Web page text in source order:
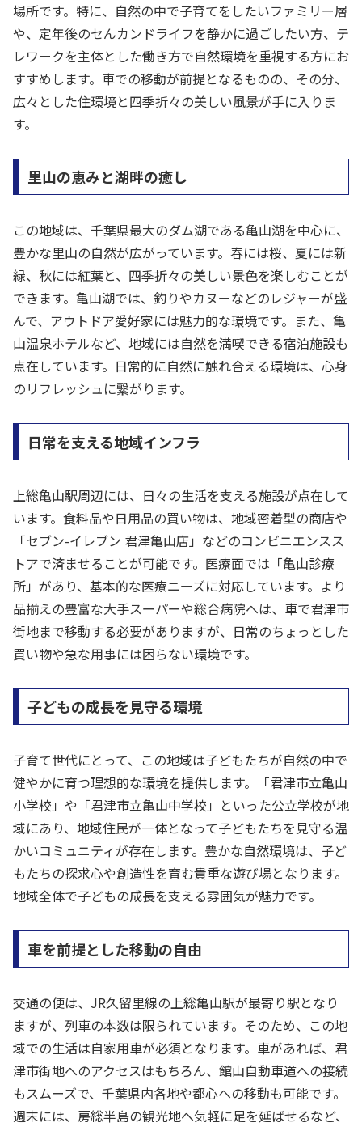
場所です。特に、自然の中で子育てをしたいファミリー層
や、定年後のセんカンドライフを静かに過ごしたい方、テ
レワークを主体とした働き方で自然環境を重視する方にお
すすめします。車での移動が前提となるものの、その分、
広々とした住環境と四季折々の美しい風景が手に入りま
す。
里山の恵みと湖畔の癒し
この地域は、千葉県最大のダム湖である亀山湖を中心に、
豊かな里山の自然が広がっています。春には桜、夏には新
緑、秋には紅葉と、四季折々の美しい景色を楽しむことが
できます。亀山湖では、釣りやカヌーなどのレジャーが盛
んで、アウトドア愛好家には魅力的な環境です。また、亀
山温泉ホテルなど、地域には自然を満喫できる宿泊施設も
点在しています。日常的に自然に触れ合える環境は、心身
のリフレッシュに繋がります。
日常を支える地域インフラ
上総亀山駅周辺には、日々の生活を支える施設が点在して
います。食料品や日用品の買い物は、地域密着型の商店や
「セブン-イレブン 君津亀山店」などのコンビニエンスス
トアで済ませることが可能です。医療面では「亀山診療
所」があり、基本的な医療ニーズに対応しています。より
品揃えの豊富な大手スーパーや総合病院へは、車で君津市
街地まで移動する必要がありますが、日常のちょっとした
買い物や急な用事には困らない環境です。
子どもの成長を見守る環境
子育て世代にとって、この地域は子どもたちが自然の中で
健やかに育つ理想的な環境を提供します。「君津市立亀山
小学校」や「君津市立亀山中学校」といった公立学校が地
域にあり、地域住民が一体となって子どもたちを見守る温
かいコミュニティが存在します。豊かな自然環境は、子ど
もたちの探求心や創造性を育む貴重な遊び場となります。
地域全体で子どもの成長を支える雰囲気が魅力です。
車を前提とした移動の自由
交通の便は、JR久留里線の上総亀山駅が最寄り駅となり
ますが、列車の本数は限られています。そのため、この地
域での生活は自家用車が必須となります。車があれば、君
津市街地へのアクセスはもちろん、館山自動車道への接続
もスムーズで、千葉県内各地や都心への移動も可能です。
週末には、房総半島の観光地へ気軽に足を延ばせるなど、